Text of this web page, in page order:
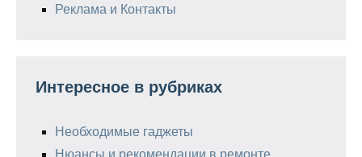
Реклама и Контакты
Интересное в рубриках
Необходимые гаджеты